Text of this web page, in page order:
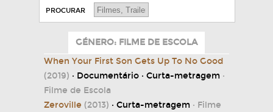
PROCURAR
GÉNERO: FILME DE ESCOLA
When Your First Son Gets Up To No Good
(2019) · Documentário · Curta-metragem ·
Filme de Escola
Zeroville (2013) · Curta-metragem · Filme